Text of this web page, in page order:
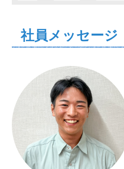
社員メッセージ